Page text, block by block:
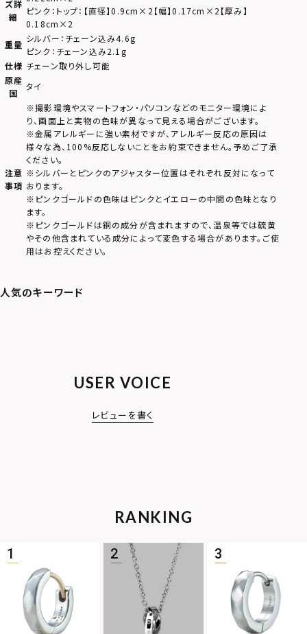
ズ詳
細
ピンク：トップ：【直径】0.9cm×2【幅】0.17cm×2【厚み】
0.18cm×2
重量
シルバー：チェーン込み4.6g
ピンク：チェーン込み2.1g
仕様 チェーン取り外し可能
原産
国
タイ
注意
事項
※撮影環境やスマートフォン・パソコンなどのモニター環境によ
り、画面上と実物の色味が異なって見える場合がございます。
※金属アレルギーに強い素材ですが、アレルギー反応の原因は
様々な為、100%反応しないことをお約束できません。予めご了承
ください。
※シルバーとピンクのアジャスター位置はそれぞれ反対になって
おります。
※ピンクゴールドの色味はピンクとイエローの中間の色味となり
ます。
※ピンクゴールドは銅の成分が含まれますので、温泉等では硫黄
やその他含まれている成分によって変色する場合があります。ご使
用はお控えください。
USER VOICE
レビューを書く
RANKING